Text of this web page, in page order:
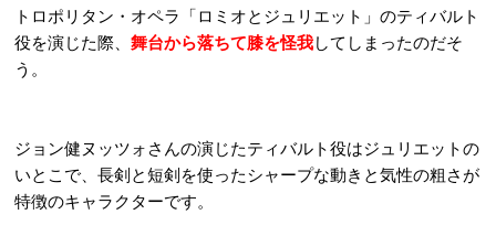
トロポリタン・オペラ「ロミオとジュリエット」のティバルト
役を演じた際、 舞台から落ちて膝を怪我してしまったのだそ
う。
ジョン健ヌッツォさんの演じたティバルト役はジュリエットの
いとこで、長剣と短剣を使ったシャープな動きと気性の粗さが
特徴のキャラクターです。